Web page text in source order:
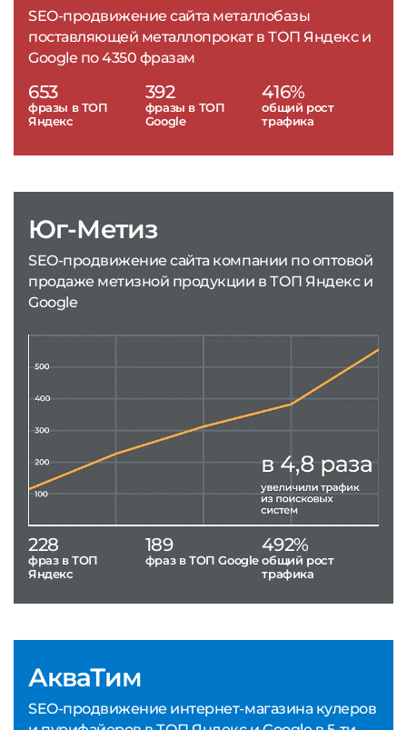
SEO-продвижение сайта металлобазы
поставляющей металлопрокат в ТОП Яндекс и
Google по 4350 фразам
653
фразы в ТОП
Яндекс
392
фразы в ТОП
Google
416%
общий рост
трафика
АкваТим
SEO-продвижение интернет-магазина кулеров
Юг-Метиз
SEO-продвижение сайта компании по оптовой
продаже метизной продукции в ТОП Яндекс и
Google
228
фраз в ТОП
Яндекс
189
фраз в ТОП Google
492%
общий рост
трафика